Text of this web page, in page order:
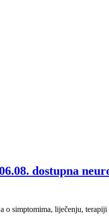
dostupna
o simptomima, liječenju,